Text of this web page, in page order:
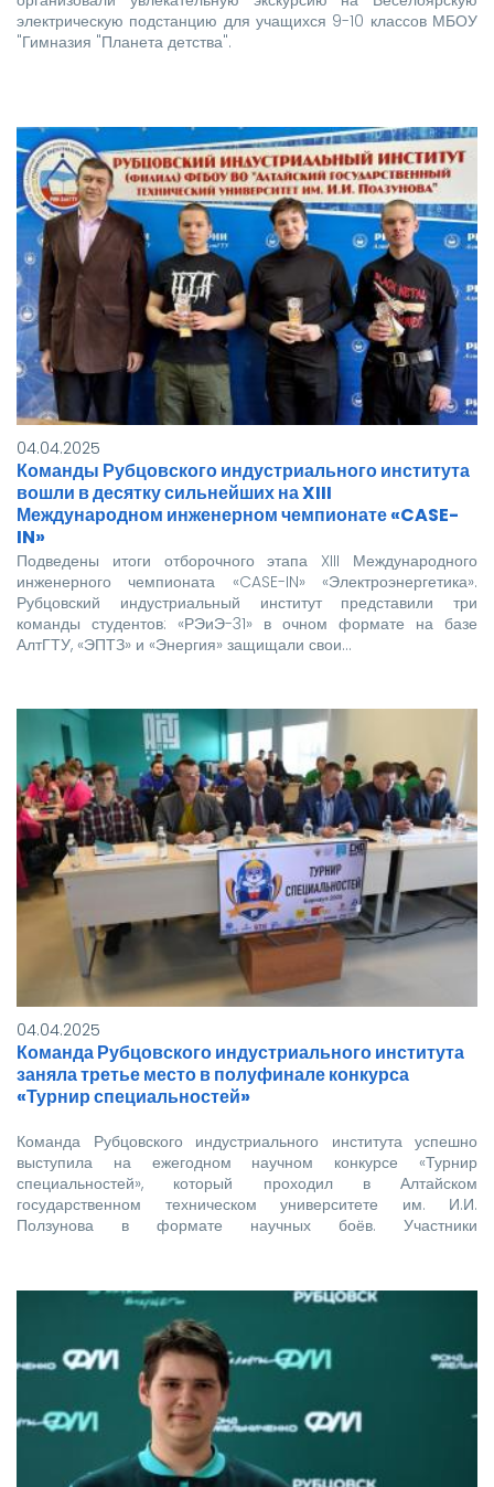
электрическую подстанцию для учащихся 9-10 классов МБОУ
"Гимназия "Планета детства".
04.04.2025
Команды Рубцовского индустриального института
вошли в десятку сильнейших на XIII
Международном инженерном чемпионате «CASE-
IN»
Подведены итоги отборочного этапа XIII Международного
инженерного чемпионата «CASE-IN» «Электроэнергетика».
Рубцовский индустриальный институт представили три
команды студентов: «РЭиЭ-31» в очном формате на базе
АлтГТУ, «ЭПТЗ» и «Энергия» защищали свои…
04.04.2025
Команда Рубцовского индустриального института
заняла третье место в полуфинале конкурса
«Турнир специальностей»
Команда Рубцовского индустриального института успешно
выступила на ежегодном научном конкурсе «Турнир
специальностей», который проходил в Алтайском
государственном техническом университете им. И.И.
Ползунова в формате научных боёв. Участники